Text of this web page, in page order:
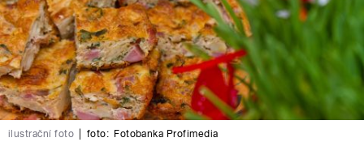
ilustrační foto foto: Fotobanka Profimedia